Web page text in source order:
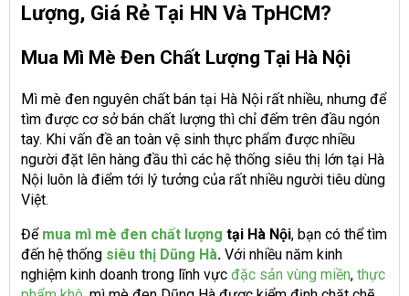
Lượng, Giá Rẻ Tại HN Và TpHCM?
Mua Mì Mè Đen Chất Lượng Tại Hà Nội
Mì mè đen nguyên chất bán tại Hà Nội rất nhiều, nhưng để
tìm được cơ sở bán chất lượng thì chỉ đếm trên đầu ngón
tay. Khi vấn đề an toàn vệ sinh thực phẩm được nhiều
người đặt lên hàng đầu thì các hệ thống siêu thị lớn tại Hà
Nội luôn là điểm tới lý tưởng của rất nhiều người tiêu dùng
Việt.
Để mua mì mè đen chất lượng tại Hà Nội, bạn có thể tìm
đến hệ thống siêu thị Dũng Hà. Với nhiều năm kinh
nghiệm kinh doanh trong lĩnh vực đặc sản vùng miền, thực